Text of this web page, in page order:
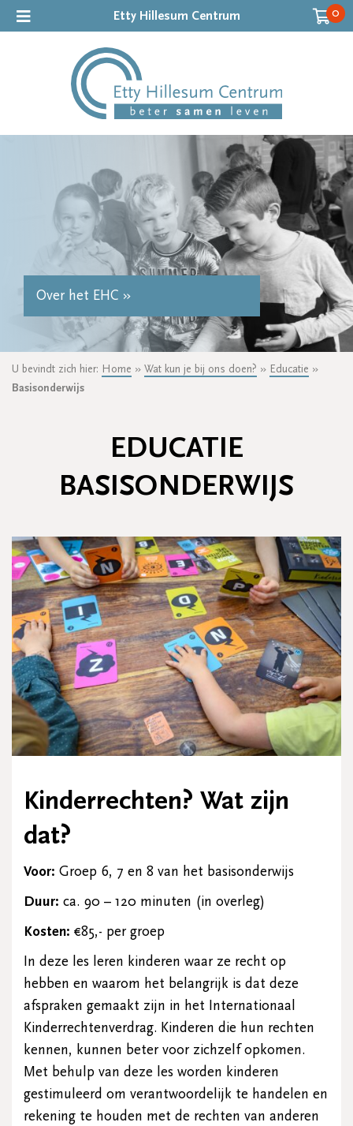
Etty Hillesum Centrum 0
Over het EHC »
U bevindt zich hier: Home » Wat kun je bij ons doen? » Educatie »
Basisonderwijs
EDUCATIE
BASISONDERWIJS
Kinderrechten? Wat zijn
dat?
Voor: Groep 6, 7 en 8 van het basisonderwijs
Duur: ca. 90 – 120 minuten (in overleg)
Kosten: €85,- per groep
In deze les leren kinderen waar ze recht op
hebben en waarom het belangrijk is dat deze
afspraken gemaakt zijn in het Internationaal
Kinderrechtenverdrag. Kinderen die hun rechten
kennen, kunnen beter voor zichzelf opkomen.
Met behulp van deze les worden kinderen
gestimuleerd om verantwoordelijk te handelen en
rekening te houden met de rechten van anderen